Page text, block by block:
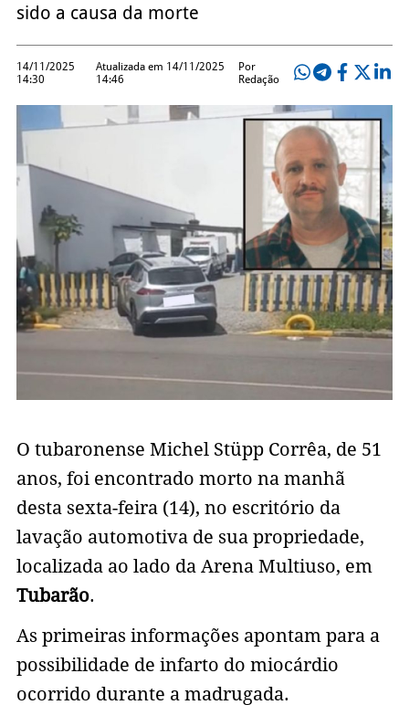
sido a causa da morte
14/11/2025
14:30
Atualizada em 14/11/2025
14:46
Por
Redação
O tubaronense Michel Stüpp Corrêa, de 51
anos, foi encontrado morto na manhã
desta sexta-feira (14), no escritório da
lavação automotiva de sua propriedade,
localizada ao lado da Arena Multiuso, em
Tubarão.
As primeiras informações apontam para a
possibilidade de infarto do miocárdio
ocorrido durante a madrugada.